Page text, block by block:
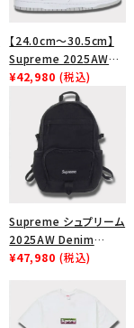
【24.0cm～30.5cm】
Supreme 2025AW
Nike SB Dunk Low ナ
イキ SB ダンク ロー ス
ニーカー ホワイト
¥42,980 (税込)
Supreme シュプリーム
2025AW Denim
Backpack デニム バッ
¥47,980 (税込)